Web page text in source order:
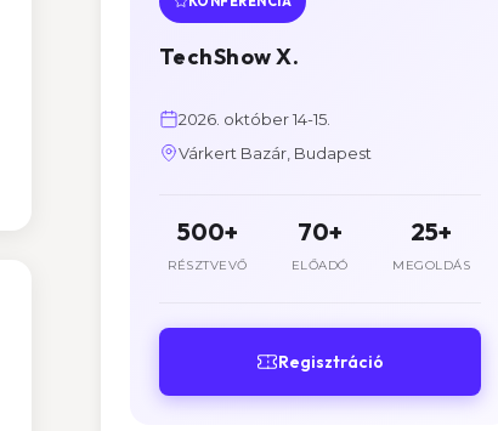
TechShow X.
2026. október 14-15.
Várkert Bazár, Budapest
500+
RÉSZTVEVŐ
70+
ELŐADÓ
25+
MEGOLDÁS
Regisztráció